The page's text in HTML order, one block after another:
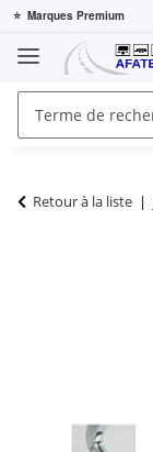
⭐ Marques Premium
Retour à la liste